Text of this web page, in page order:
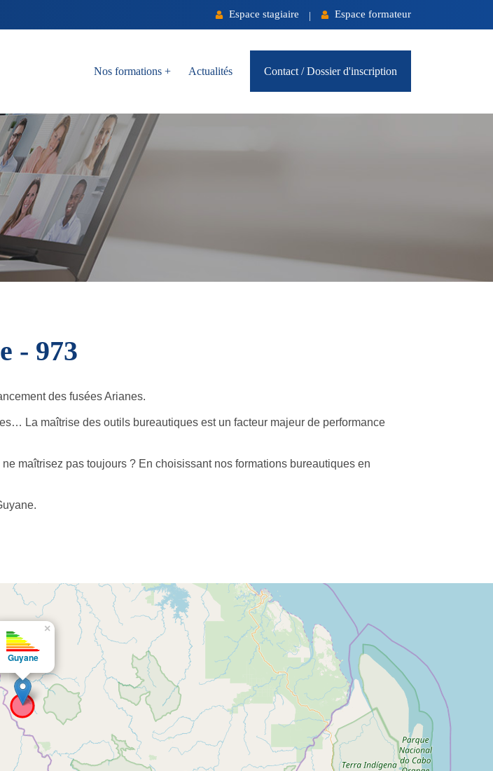
Espace stagiaire | Espace formateur
Nos formations + Actualités Contact / Dossier d'inscription
- 973
des fusées Arianes.
La maîtrise des outils bureautiques est un facteur majeur de performance
maîtrisez pas toujours ? En choisissant nos formations bureautiques en
Guyane
×